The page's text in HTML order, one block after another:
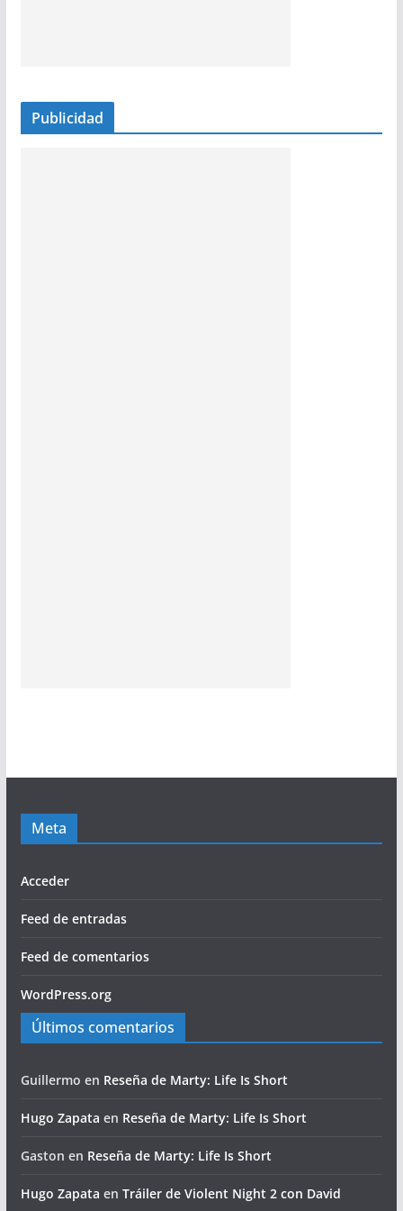
Publicidad
Meta
Acceder
Feed de entradas
Feed de comentarios
WordPress.org
Últimos comentarios
Guillermo en Reseña de Marty: Life Is Short
Hugo Zapata en Reseña de Marty: Life Is Short
Gaston en Reseña de Marty: Life Is Short
Hugo Zapata en Tráiler de Violent Night 2 con David